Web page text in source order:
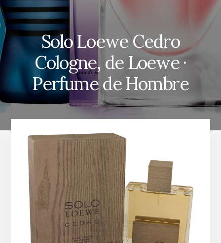
Solo Loewe Cedro
Cologne, de Loewe ·
Perfume de Hombre